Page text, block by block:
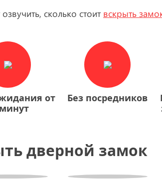
сколько стоит вскрыть
от
Без посредников
дверной замок